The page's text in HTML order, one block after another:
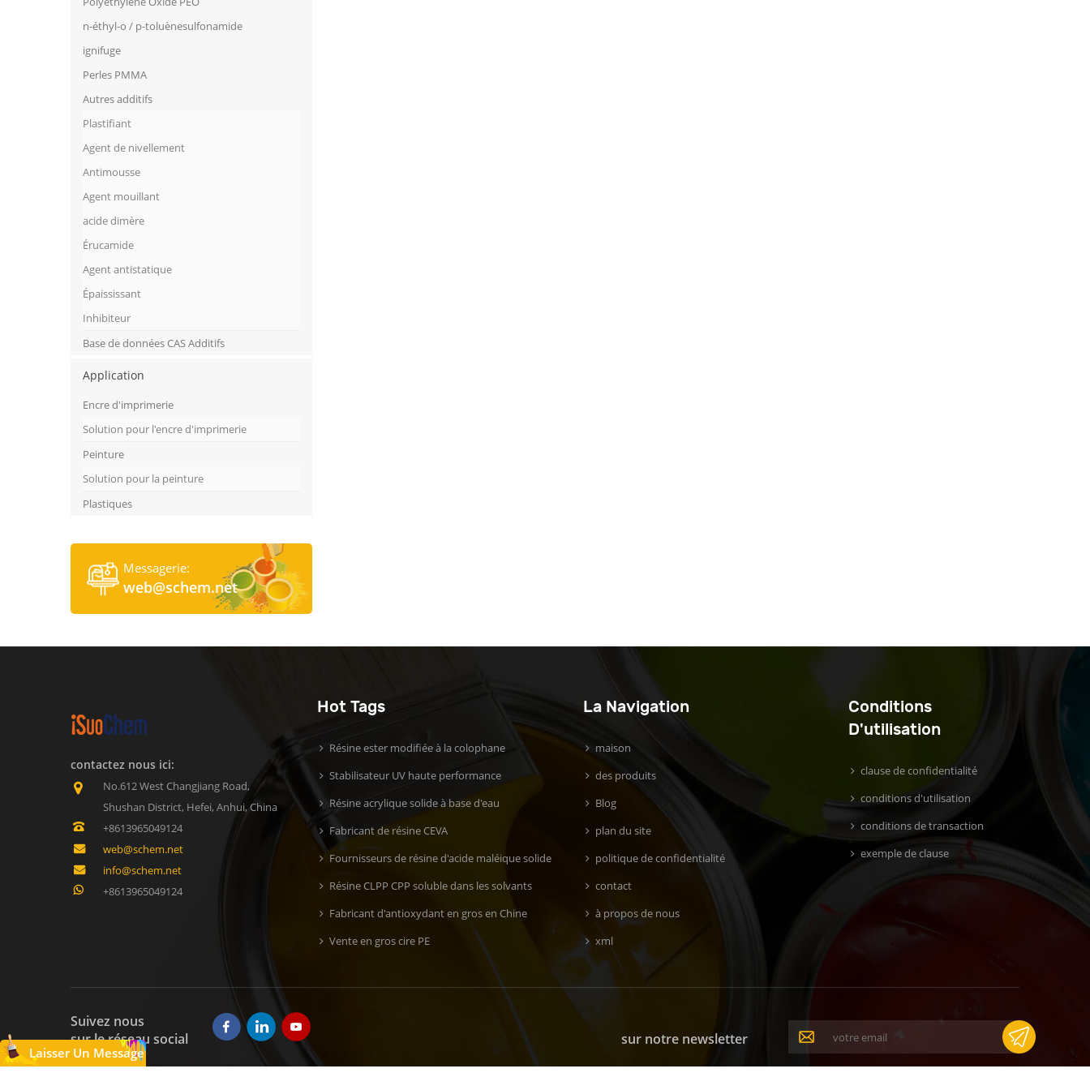
n-éthyl-o / p-toluènesulfonamide
ignifuge
Perles PMMA
Autres additifs
Plastifiant
Agent de nivellement
Antimousse
Agent mouillant
acide dimère
Érucamide
Agent antistatique
Épaississant
Inhibiteur
Base de données CAS Additifs
Application
Encre d'imprimerie
Solution pour l'encre d'imprimerie
Peinture
Solution pour la peinture
Plastiques
Messagerie:
web@schem.net
contactez nous ici:
No.612 West Changjiang Road,
Shushan District, Hefei, Anhui, China
+8613965049124
web@schem.net
info@schem.net
+8613965049124
Hot Tags
Résine ester modifiée à la colophane
Stabilisateur UV haute performance
Résine acrylique solide à base d'eau
Fabricant de résine CEVA
Fournisseurs de résine d'acide maléique solide
Résine CLPP CPP soluble dans les solvants
Fabricant d'antioxydant en gros en Chine
Vente en gros cire PE
La Navigation
maison
des produits
Blog
plan du site
politique de confidentialité
contact
à propos de nous
xml
Conditions
D'utilisation
clause de confidentialité
conditions d'utilisation
conditions de transaction
exemple de clause
Suivez nous
sur le réseau social
sur notre newsletter
Laisser Un Message